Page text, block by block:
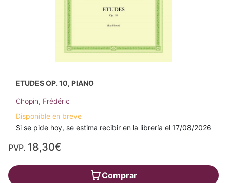
ETUDES OP. 10, PIANO
Chopin, Frédéric
Disponible en breve
Si se pide hoy, se estima recibir en la librería el 17/08/2026
PVP. 18,30€
Comprar